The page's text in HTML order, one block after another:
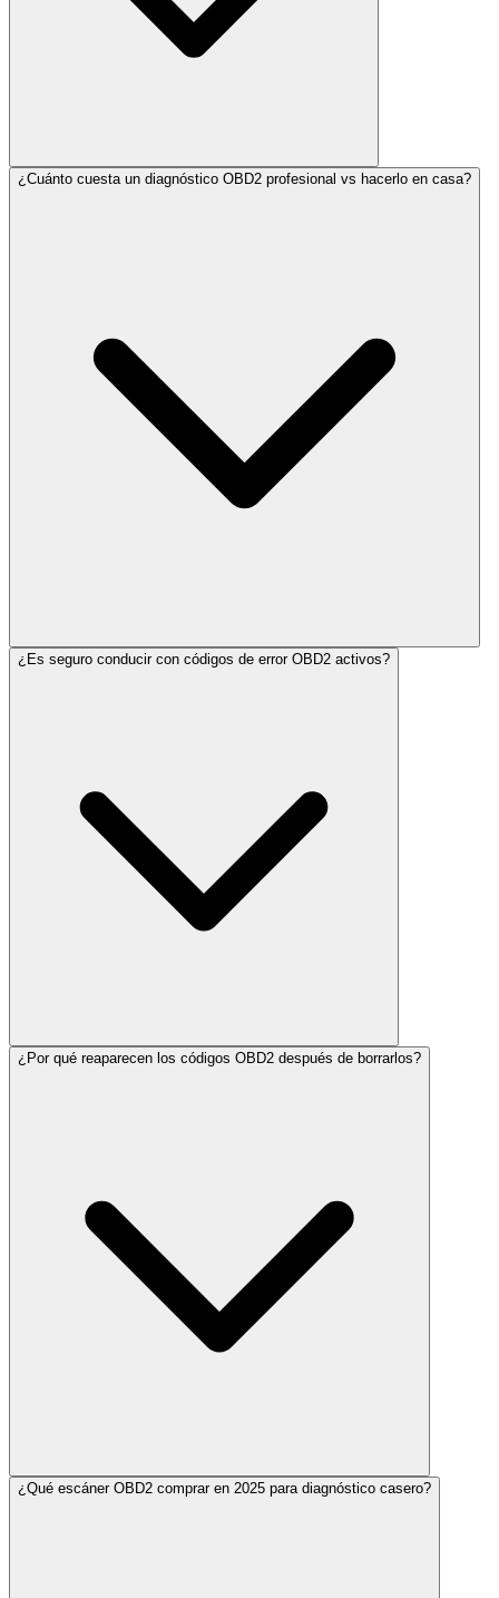
¿Cuánto cuesta un diagnóstico OBD2 profesional vs hacerlo en casa?
¿Es seguro conducir con códigos de error OBD2 activos?
¿Por qué reaparecen los códigos OBD2 después de borrarlos?
¿Qué escáner OBD2 comprar en 2025 para diagnóstico casero?